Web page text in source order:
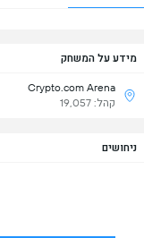
מידע על המשחק
Crypto.com Arena
קהל: 19,057
ניחושים